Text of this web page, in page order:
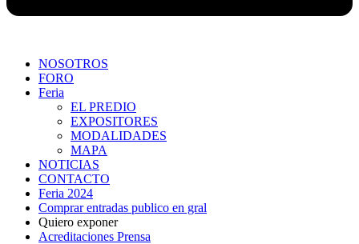
NOSOTROS
FORO
Feria
EL PREDIO
EXPOSITORES
MODALIDADES
MAPA
NOTICIAS
CONTACTO
Feria 2024
Comprar entradas publico en gral
Quiero exponer
Acreditaciones Prensa